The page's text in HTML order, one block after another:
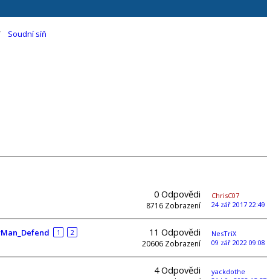
Soudní síň
0 Odpovědi
8716 Zobrazení
ChrisC07
24 zář 2017 22:49
1
2
11 Odpovědi
20606 Zobrazení
NesTriX
09 zář 2022 09:08
4Odpovědi
yackdothe